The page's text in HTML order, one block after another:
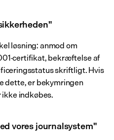
løsning: anmod om
certifikat, bekræftelse af
skriftligt. Hvis
dette, er bekymringen
indkøbes.
vores journalsystem"